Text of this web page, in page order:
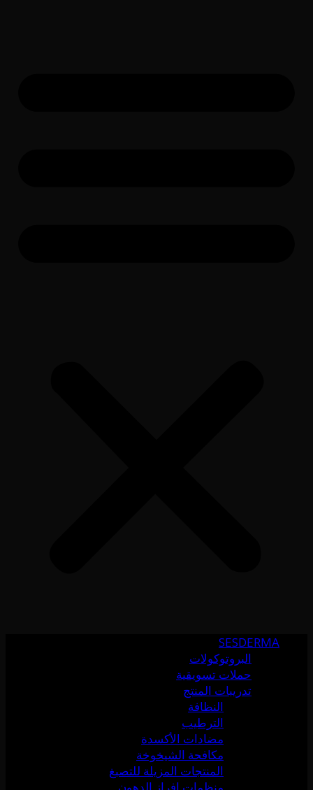
SESDERMA
البروتوكولات
حملات تسويقية
تدريبات المنتج
النظافة
الترطيب
مضادات الأكسدة
مكافحة الشيخوخة
المنتجات المزيلة للتصبغ